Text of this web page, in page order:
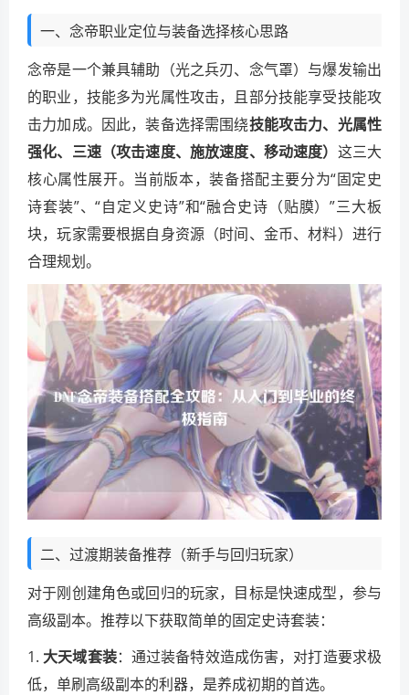
一、念帝职业定位与装备选择核心思路
念帝是一个兼具辅助（光之兵刃、念气罩）与爆发输出
的职业，技能多为光属性攻击，且部分技能享受技能攻
击力加成。因此，装备选择需围绕技能攻击力、光属性
强化、三速（攻击速度、施放速度、移动速度） 这三大
核心属性展开。当前版本，装备搭配主要分为“固定史
诗套装”、“自定义史诗”和“融合史诗（贴膜）”三大板
块，玩家需要根据自身资源（时间、金币、材料）进行
合理规划。
二、过渡期装备推荐（新手与回归玩家）
对于刚创建角色或回归的玩家，目标是快速成型，参与
高级副本。推荐以下获取简单的固定史诗套装：
1. 大天域套装：通过装备特效造成伤害，对打造要求极
低，单刷高级副本的利器，是养成初期的首选。